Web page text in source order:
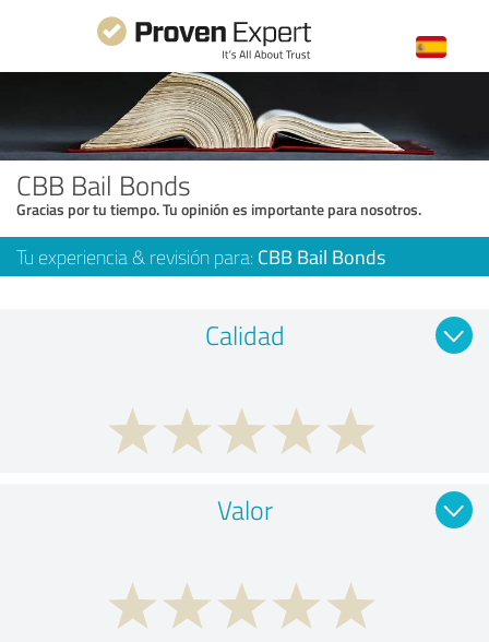
CBB Bail Bonds
Gracias por tu tiempo. Tu opinión es importante para nosotros.
Tu experiencia & revisión para: CBB Bail Bonds
Calidad
Valor